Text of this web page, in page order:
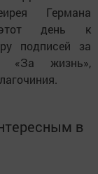
Германа
день к
подписей за
«За жизнь»,
в